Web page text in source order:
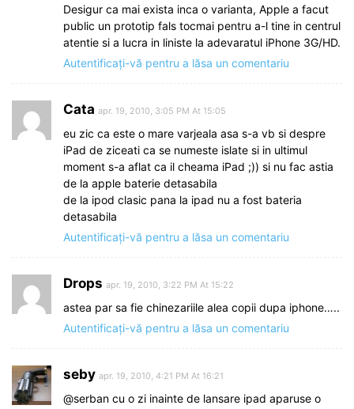
Desigur ca mai exista inca o varianta, Apple a facut
public un prototip fals tocmai pentru a-l tine in centrul
atentie si a lucra in liniste la adevaratul iPhone 3G/HD.
Autentificați-vă pentru a lăsa un comentariu
Cata apr. 19, 2010, 3:05 PM At 15:05
eu zic ca este o mare varjeala asa s-a vb si despre
iPad de ziceati ca se numeste islate si in ultimul
moment s-a aflat ca il cheama iPad ;)) si nu fac astia
de la apple baterie detasabila
de la ipod clasic pana la ipad nu a fost bateria
detasabila
Autentificați-vă pentru a lăsa un comentariu
Drops apr. 19, 2010, 3:22 PM At 15:22
astea par sa fie chinezariile alea copii dupa iphone…..
Autentificați-vă pentru a lăsa un comentariu
seby apr. 19, 2010, 4:21 PM At 16:21
@serban cu o zi inainte de lansare ipad aparuse o